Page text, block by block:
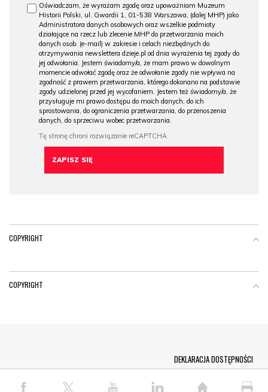
Oświadczam, że wyrażam zgodę oraz upoważniam Muzeum
Historii Polski, ul. Gwardii 1, 01-538 Warszawa, (dalej MHP) jako
Administratora danych osobowych oraz wszelkie podmioty
działające na rzecz lub zlecenie MHP do przetwarzania moich
danych osob. (e-mail) w zakresie i celach niezbędnych do
otrzymywania newslettera dzieje.pl od dnia wyrażenia tej zgody do
jej odwołania. Jestem świadomy/a, że mam prawo w dowolnym
momencie odwołać zgodę oraz że odwołanie zgody nie wpływa na
zgodność z prawem przetwarzania, którego dokonano na podstawie
zgody udzielonej przed jej wycofaniem. Jestem też świadomy/a, że
przysługuje mi prawo dostępu do moich danych, do ich
sprostowania, do ograniczenia przetwarzania, do przenoszenia
danych, do sprzeciwu wobec przetwarzania.
COPYRIGHT
COPYRIGHT
© COPYRIGHT PAP 2026
DEKLARACJA DOSTĘPNOŚCI